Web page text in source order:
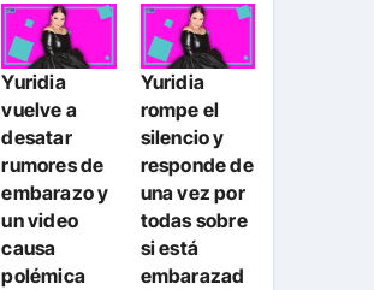
Yuridia
vuelve a
desatar
rumores de
embarazo y
un video
causa
polémica
Yuridia
rompe el
silencio y
responde de
una vez por
todas sobre
si está
embarazad